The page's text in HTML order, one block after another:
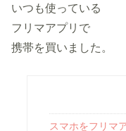
いつも使っている
フリマアプリで
携帯を買いました。
スマホをフリマ